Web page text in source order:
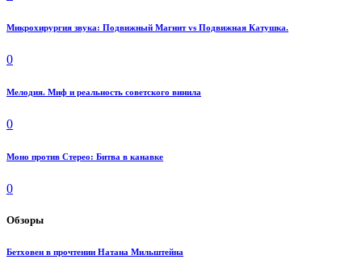
Микрохирургия звука: Подвижный Магнит vs Подвижная Катушка.
0
Мелодия. Миф и реальность советского винила
0
Моно против Стерео: Битва в канавке
0
Обзоры
Бетховен в прочтении Натана Мильштейна